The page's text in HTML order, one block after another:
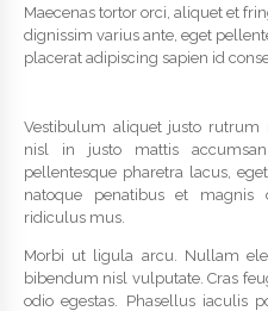
Maecenas tortor orci, aliquet et
dignissim varius ante, eget
placerat adipiscing sapien id
Vestibulum aliquet justo
nisl in justo mattis
pellentesque pharetra lacus,
natoque penatibus et magnis
ridiculus mus.
Morbi ut ligula arcu. Nullam
bibendum nisl vulputate. Cras
odio egestas. Phasellus iaculis